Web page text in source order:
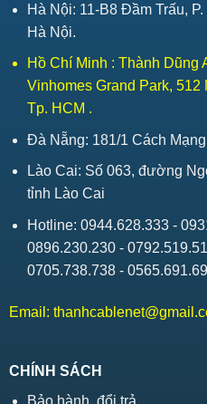
Hà Nội: 11-B8 Đầm Trấu,
Hà Nội.
Hồ Chí Minh : Thành Dũng
Vinhomes Grand Park, 512
Tp. HCM .
Đà Nẵng: 181/1 Cách
Lào Cai: Số 063, đường
tỉnh Lào Cai
Hotline: 0944.628.333 -
0896.230.230 -
0705.738.738 -
Email:
CHÍNH SÁCH